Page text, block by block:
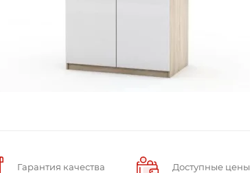
Гарантия качества Доступные цены